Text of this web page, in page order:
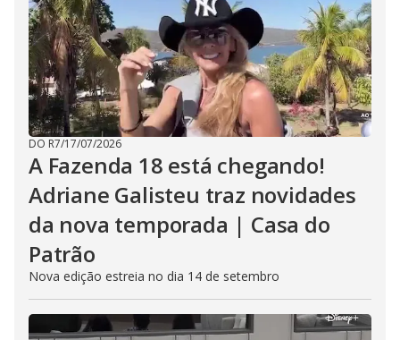
DO R7/17/07/2026
A Fazenda 18 está chegando!
Adriane Galisteu traz novidades
da nova temporada | Casa do
Patrão
Nova edição estreia no dia 14 de setembro